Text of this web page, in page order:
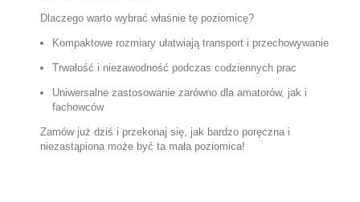
Dlaczego warto wybrać właśnie tę poziomicę?
Kompaktowe rozmiary ułatwiają transport i przechowywanie
Trwałość i niezawodność podczas codziennych prac
Uniwersalne zastosowanie zarówno dla amatorów, jak i
fachowców
Zamów już dziś i przekonaj się, jak bardzo poręczna i
niezastąpiona może być ta mała poziomica!